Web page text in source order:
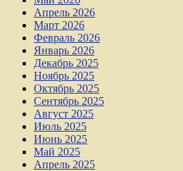
Апрель 2026
Март 2026
Февраль 2026
Январь 2026
Декабрь 2025
Ноябрь 2025
Октябрь 2025
Сентябрь 2025
Август 2025
Июль 2025
Июнь 2025
Май 2025
Апрель 2025